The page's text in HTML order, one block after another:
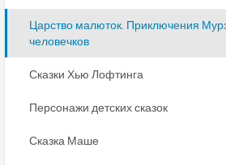
Царство малюток. Приключения
человечков
Сказки Хью Лофтинга
Персонажи детских сказок
Сказка Маше